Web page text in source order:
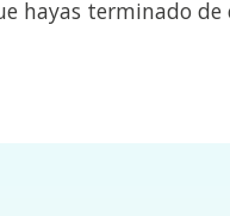
hayas terminado